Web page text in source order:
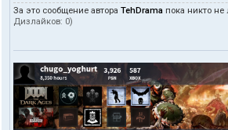
За это сообщение автора TehDrama пока никто не
Дизлайков: 0)